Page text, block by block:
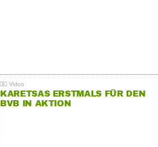
KARETSAS ERSTMALS FÜR DEN
BVB IN AKTION